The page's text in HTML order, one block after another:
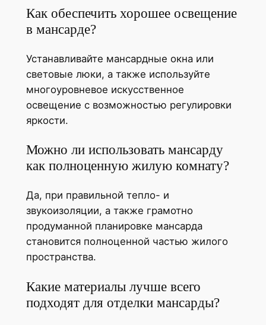
Как обеспечить хорошее освещение
в мансарде?
Устанавливайте мансардные окна или
световые люки, а также используйте
многоуровневое искусственное
освещение с возможностью регулировки
яркости.
Можно ли использовать мансарду
как полноценную жилую комнату?
Да, при правильной тепло- и
звукоизоляции, а также грамотно
продуманной планировке мансарда
становится полноценной частью жилого
пространства.
Какие материалы лучше всего
подходят для отделки мансарды?